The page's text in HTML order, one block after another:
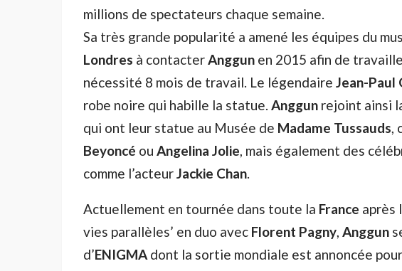
millions de spectateurs chaque semaine.
Sa très grande popularité a amené les équipes du
Londres à contacterAnggun en 2015 afin de
nécessité 8 mois de travail. Le légendaire Jean-Paul
robe noire qui habille la statue. Anggun rejoint ainsi
qui ont leur statue au Musée de Madame Tussauds,
Beyoncé ou Angelina Jolie, mais également des
comme l’acteurJackie Chan.
Actuellement en tournée dans toute la France après
vies parallèles’ en duo avec Florent Pagny, Anggun
d’ENIGMA dont la sortie mondiale est annoncée